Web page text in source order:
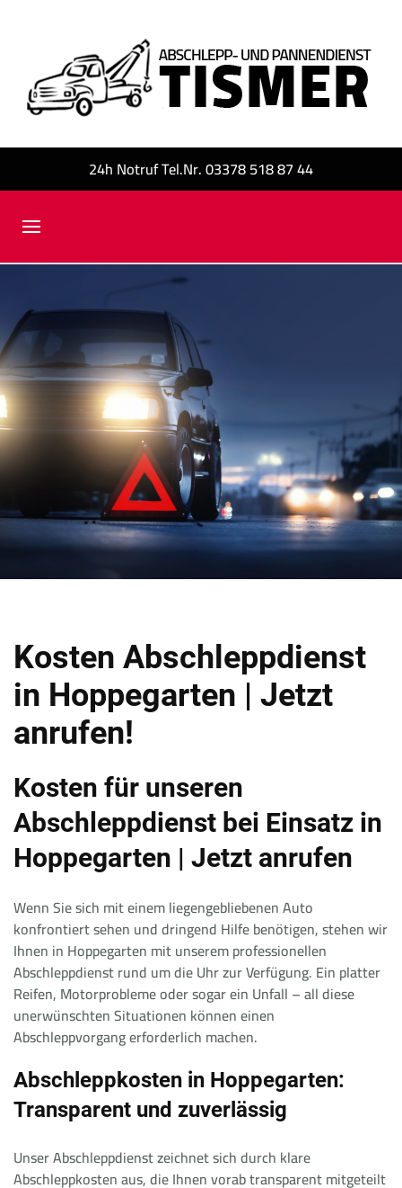
24h Notruf Tel.Nr. 03378 518 87 44
Kosten Abschleppdienst
in Hoppegarten | Jetzt
anrufen!
Kosten für unseren
Abschleppdienst bei Einsatz in
Hoppegarten | Jetzt anrufen
Wenn Sie sich mit einem liegengebliebenen Auto
konfrontiert sehen und dringend Hilfe benötigen, stehen wir
Ihnen in Hoppegarten mit unserem professionellen
Abschleppdienst rund um die Uhr zur Verfügung. Ein platter
Reifen, Motorprobleme oder sogar ein Unfall – all diese
unerwünschten Situationen können einen
Abschleppvorgang erforderlich machen.
Abschleppkosten in Hoppegarten:
Transparent und zuverlässig
Unser Abschleppdienst zeichnet sich durch klare
Abschleppkosten aus, die Ihnen vorab transparent mitgeteilt